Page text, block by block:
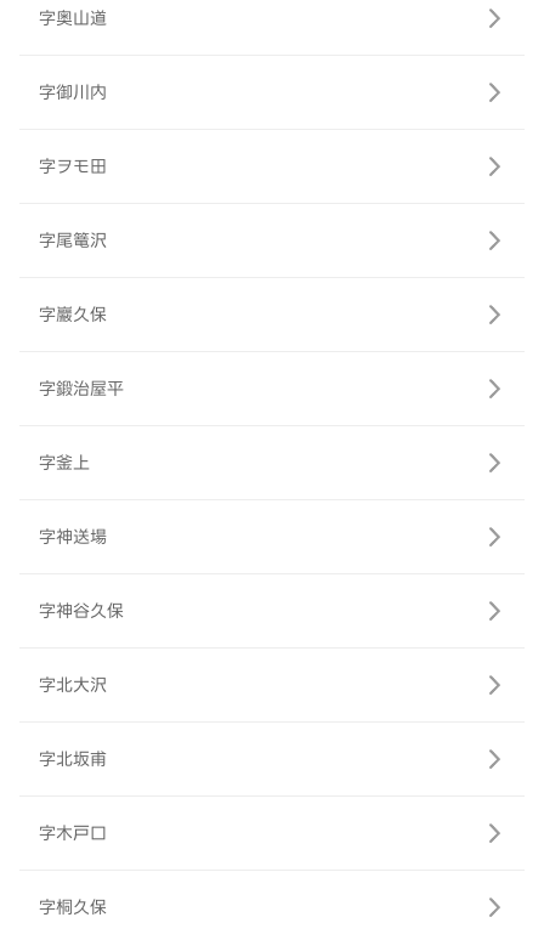
字奥山道
字御川内
字ヲモ田
字尾篭沢
字巖久保
字鍛治屋平
字釜上
字神送場
字神谷久保
字北大沢
字北坂甫
字木戸口
字桐久保